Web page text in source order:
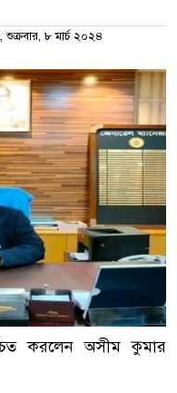
৮ মার্চ ২০২৪
করলেন অসীম কুমার